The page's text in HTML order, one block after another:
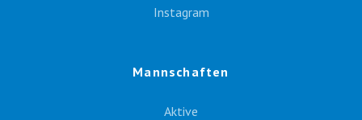
Instagram
Mannschaften
Aktive